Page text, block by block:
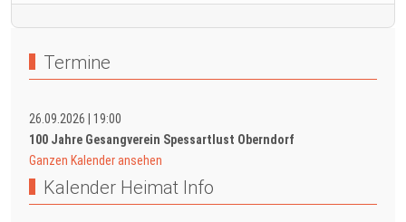
Termine
26.09.2026
19:00
100 Jahre Gesangverein Spessartlust Oberndorf
Ganzen Kalender ansehen
Kalender Heimat Info